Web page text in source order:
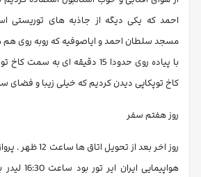
احمد که یکی دیگه از جاذبه های توریستی
مسجد سلطان احمد و ایاصوفیه که روبه روی هم
با پیاده روی حدودا 15 دقیقه ای به
کاخ توپکاپی دیدن کردیم که خیلی زیبا و
روز هفتم سفر
هواپیمایی